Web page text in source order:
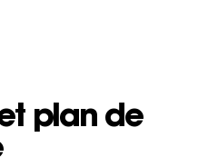
plan de